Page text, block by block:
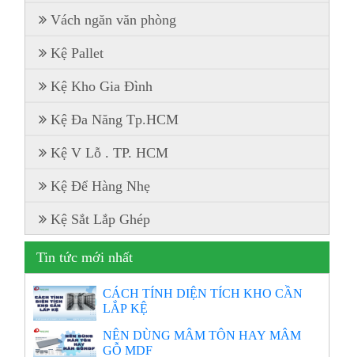
Vách ngăn văn phòng
Kệ Pallet
Kệ Kho Gia Đình
Kệ Đa Năng Tp.HCM
Kệ V Lỗ . TP. HCM
Kệ Để Hàng Nhẹ
Kệ Sắt Lắp Ghép
Tin tức mới nhất
CÁCH TÍNH DIỆN TÍCH KHO CẦN
LẮP KỆ
NÊN DÙNG MÂM TÔN HAY MÂM
GỖ MDF